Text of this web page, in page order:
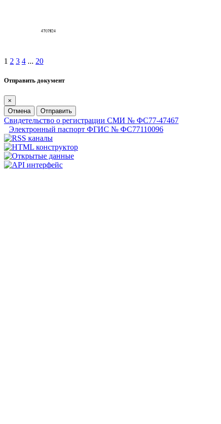
1 2 3 4 ... 20
Отправить документ
×
Отмена
Отправить
Свидетельство о регистрации СМИ № ФС77-47467
Электронный паспорт ФГИС № ФС77110096